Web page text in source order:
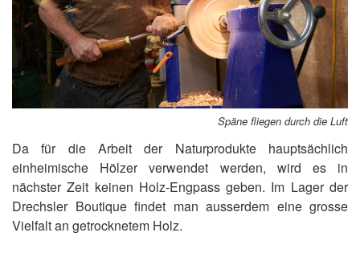
Späne fliegen durch die Luft
Da für die Arbeit der Naturprodukte hauptsächlich
einheimische Hölzer verwendet werden, wird es in
nächster Zeit keinen Holz-Engpass geben. Im Lager der
Drechsler Boutique findet man ausserdem eine grosse
Vielfalt an getrocknetem Holz.